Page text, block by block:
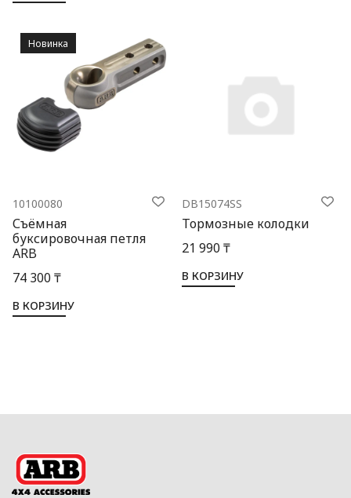
10100080
Съёмная
буксировочная петля
ARB
74 300 ₸
В КОРЗИНУ
Новинка
DB15074SS
Тормозные колодки
21 990 ₸
В КОРЗИНУ